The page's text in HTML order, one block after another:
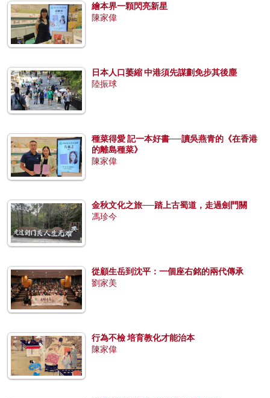
繪本界一顆閃亮新星
陳家偉
日本人口萎縮 中港須先謀劃免步其後塵
陸振球
種菜得愛 記一本好書──讀吳燕青的《在香港
的離島種菜》
陳家偉
金秋文化之旅──踏上古蜀道，走過劍門關
馮珍今
從顧生岳到沈平：一個座右銘的兩代傳承
劉家美
行為不檢 培育教化才能治本
陳家偉